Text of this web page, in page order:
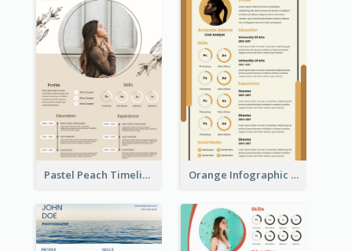
Pastel Peach Timeline Resume Orange Infographic Market Analyst Resume